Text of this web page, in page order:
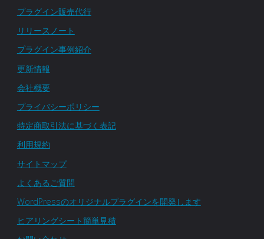
プラグイン販売代行
リリースノート
プラグイン事例紹介
更新情報
会社概要
プライバシーポリシー
特定商取引法に基づく表記
利用規約
サイトマップ
よくあるご質問
WordPressのオリジナルプラグインを開発します
ヒアリングシート簡単見積